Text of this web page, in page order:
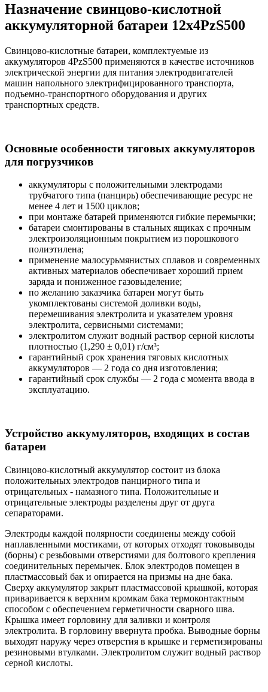
Назначение свинцово-кислотной
аккумуляторной батареи 12х4PzS500
Свинцово-кислотные батареи, комплектуемые из
аккумуляторов 4PzS500 применяются в качестве источников
электрической энергии для питания электродвигателей
машин напольного электрифицированного транспорта,
подъемно-транспортного оборудования и других
транспортных средств.
Основные особенности тяговых аккумуляторов
для погрузчиков
аккумуляторы с положительными электродами
трубчатого типа (панцирь) обеспечивающие ресурс не
менее 4 лет и 1500 циклов;
при монтаже батарей применяются гибкие перемычки;
батареи смонтированы в стальных ящиках с прочным
электроизоляционным покрытием из порошкового
полиэтилена;
применение малосурьмянистых сплавов и современных
активных материалов обеспечивает хороший прием
заряда и пониженное газовыделение;
по желанию заказчика батареи могут быть
укомплектованы системой доливки воды,
перемешивания электролита и указателем уровня
электролита, сервисными системами;
электролитом служит водный раствор серной кислоты
плотностью (1,290 ± 0,01) г/см³;
гарантийный срок хранения тяговых кислотных
аккумуляторов — 2 года со дня изготовления;
гарантийный срок службы — 2 года с момента ввода в
эксплуатацию.
Устройство аккумуляторов, входящих в состав
батареи
Свинцово-кислотный аккумулятор состоит из блока
положительных электродов панцирного типа и
отрицательных - намазного типа. Положительные и
отрицательные электроды разделены друг от друга
сепараторами.
Электроды каждой полярности соединены между собой
наплавленными мостиками, от которых отходят токовыводы
(борны) с резьбовыми отверстиями для болтового крепления
соединительных перемычек. Блок электродов помещен в
пластмассовый бак и опирается на призмы на дне бака.
Сверху аккумулятор закрыт пластмассовой крышкой, которая
приваривается к верхним кромкам бака термоконтактным
способом с обеспечением герметичности сварного шва.
Крышка имеет горловину для заливки и контроля
электролита. В горловину ввернута пробка. Выводные борны
выходят наружу через отверстия в крышке и герметизированы
резиновыми втулками. Электролитом служит водный раствор
серной кислоты.